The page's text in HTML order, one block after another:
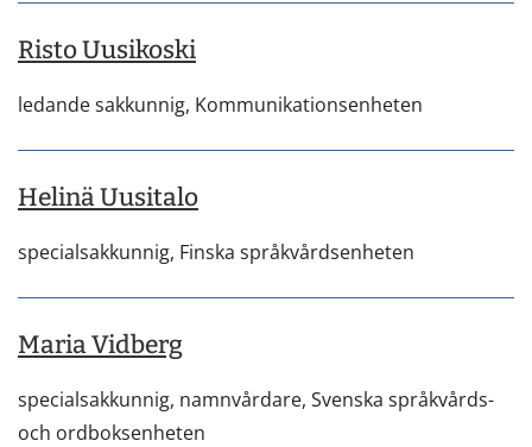
Risto Uusikoski
ledande sakkunnig, Kommunikationsenheten
Helinä Uusitalo
specialsakkunnig, Finska språkvårdsenheten
Maria Vidberg
specialsakkunnig, namnvårdare, Svenska språkvårds-
och ordboksenheten